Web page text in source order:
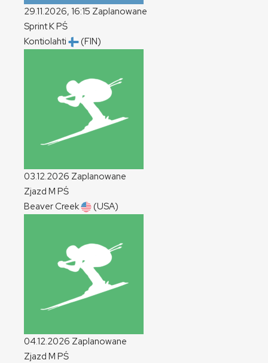
29.11.2026, 16:15 Zaplanowane
SprintKPŚ
Kontiolahti
(FIN)
03.12.2026 Zaplanowane
Zjazd M PŚ
Beaver Creek
(USA)
04.12.2026 Zaplanowane
Zjazd M PŚ